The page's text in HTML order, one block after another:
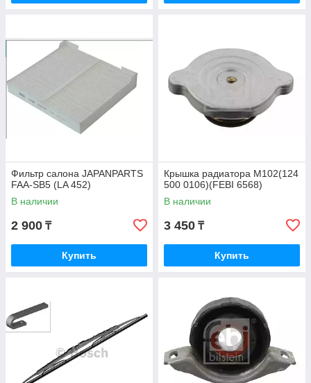
Фильтр салона JAPANPARTS
FAA-SB5 (LA 452)
В наличии
2 900 ₸
Купить
Крышка радиатора M102(124
500 0106)(FEBI 6568)
В наличии
3 450 ₸
Купить